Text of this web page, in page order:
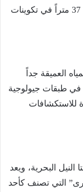
متراً، مع اكتشاف طبقة غازية بسمك 37 متراً في تكوينات
العميقة جداً
في طبقات جيولوجية
للاستكشافات
البحرية، ويعد
التي تصنف كأحد